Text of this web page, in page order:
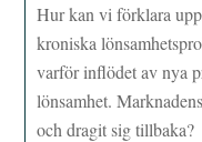
Hur kan vi förklara
kroniska
varför inflödet av nya
lönsamhet.
och dragit sig tillbaka?